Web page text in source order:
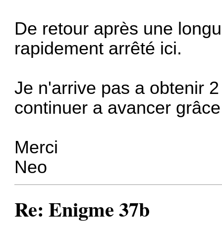
De retour après une
rapidement arrêté ici.
Je n'arrive pas a obtenir
continuer a avancer
Merci
Neo
Re: Enigme 37b